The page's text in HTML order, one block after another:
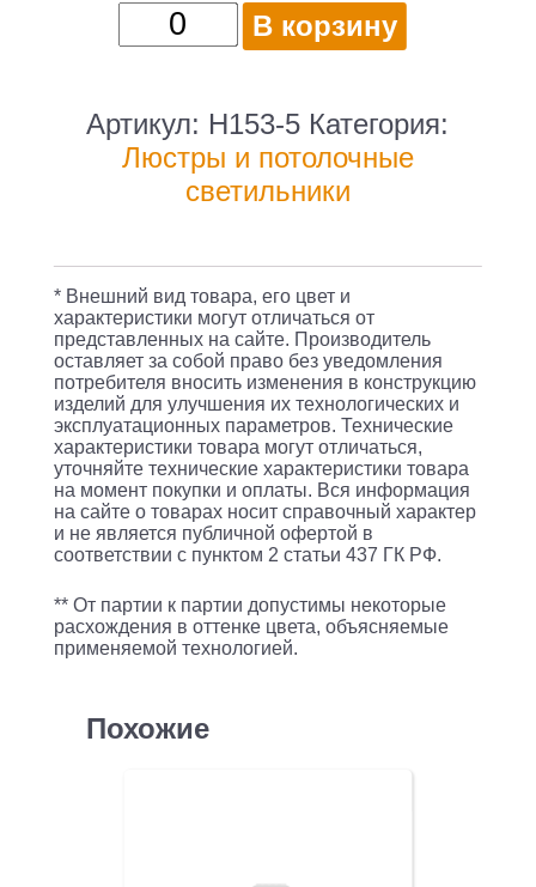
Количество
товара
Hiper
Angers
H153-
хром
В корзину
Артикул: H153-5 Категория:
Люстры и потолочные
светильники
* Внешний вид товара, его цвет и
характеристики могут отличаться от
представленных на сайте. Производитель
оставляет за собой право без уведомления
потребителя вносить изменения в конструкцию
изделий для улучшения их технологических и
эксплуатационных параметров. Технические
характеристики товара могут отличаться,
уточняйте технические характеристики товара
на момент покупки и оплаты. Вся информация
на сайте о товарах носит справочный характер
и не является публичной офертой в
соответствии с пунктом 2 статьи 437 ГК РФ.
** От партии к партии допустимы некоторые
расхождения в оттенке цвета, объясняемые
применяемой технологией.
Похожие